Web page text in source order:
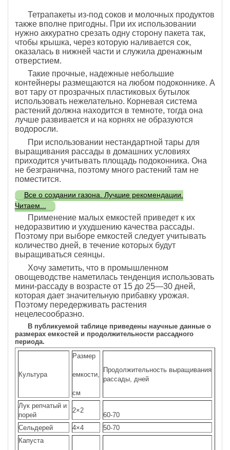
Тетрапакеты из-под соков и молочных продуктов
также вполне пригодны. При их использовании
нужно аккуратно срезать одну сторону пакета так,
чтобы крышка, через которую наливается сок,
оказалась в нижней части и служила дренажным
отверстием.
Такие прочные, надежные небольшие
контейнеры размещаются на любом подоконнике. А
вот тару от прозрачных пластиковых бутылок
использовать нежелательно. Корневая система
растений должна находится в темноте, тогда она
лучше развивается и на корнях не образуются
водоросли.
При использовании нестандартной тары для
выращивания рассады в домашних условиях
приходится учитывать площадь подоконника. Она
не безгранична, поэтому много растений там не
поместится.
Все о создании газона. Лучшие рекомендации.
Читаем...
Применение малых емкостей приведет к их
недоразвитию и ухудшению качества рассады.
Поэтому при выборе емкостей следует учитывать
количество дней, в течение которых будут
выращиваться сеянцы.
Хочу заметить, что в промышленном
овощеводстве наметилась тенденция использовать
мини-рассаду в возрасте от 15 до 25—30 дней,
которая дает значительную прибавку урожая.
Поэтому передерживать растения
нецелесообразно.
В публикуемой таблице приведены научные данные о
размерах емкостей и продолжительности рассадного
периода.
Культура
Размер
емкости,
см
Продолжительность выращивания
рассады, дней
Лук репчатый и
порей
2×2
60-70
Сельдерей
4×4
50-70
Капуста